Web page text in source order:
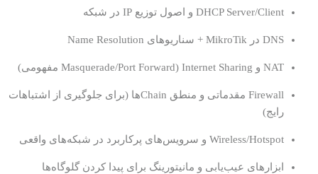
DHCP Server/Client و اصول توزیع IP در شبکه
DNS در MikroTik + سناریوهای Name Resolution
NAT و Internet Sharing (Masquerade/Port Forward مفهومی)
Firewall مقدماتی و منطق Chainها (برای جلوگیری از اشتباهات
رایج)
Wireless/Hotspot و سرویس‌های پرکاربرد در شبکه‌های واقعی
ابزارهای عیب‌یابی و مانیتورینگ برای پیدا کردن گلوگاه‌ها